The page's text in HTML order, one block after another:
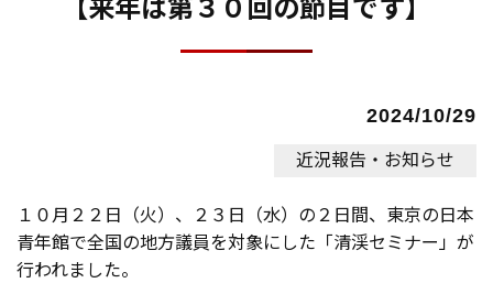
【来年は第３０回の節目です】
2024/10/29
近況報告・お知らせ
１０月２２日（火）、２３日（水）の２日間、東京の日本
青年館で全国の地方議員を対象にした「清渓セミナー」が
行われました。